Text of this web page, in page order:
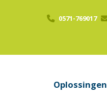
0571-769017
Oplossingen